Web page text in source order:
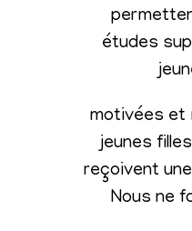
études
motivées et
jeunes
reçoivent
Nous ne